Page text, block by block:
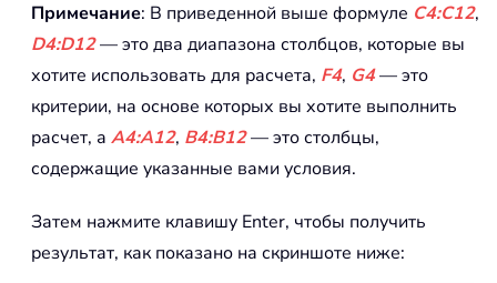
Примечание: В приведенной выше формуле C4:C12,
D4:D12— это два диапазона столбцов, которые вы
хотите использовать для расчета, F4, G4— это
критерии, на основе которых вы хотите выполнить
расчет, а A4:A12, B4:B12— это столбцы,
содержащие указанные вами условия.
Затем нажмите клавишу Enter, чтобы получить
результат, как показано на скриншоте ниже: